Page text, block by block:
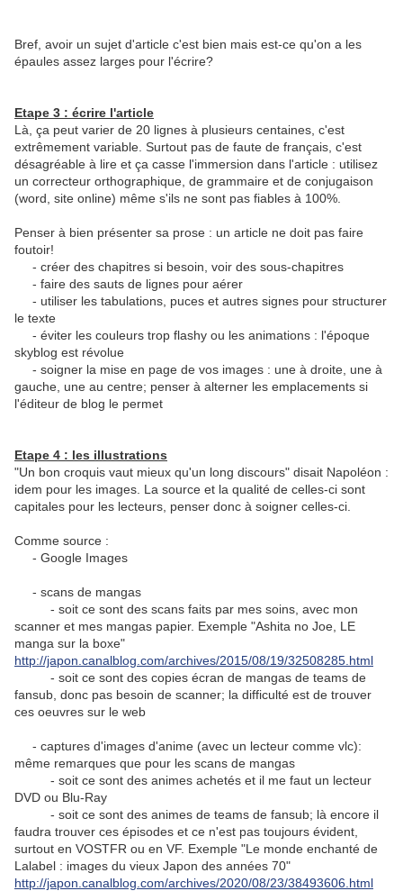
Bref, avoir un sujet d'article c'est bien mais est-ce qu'on a les
épaules assez larges pour l'écrire?
Etape 3 : écrire l'article
Là, ça peut varier de 20 lignes à plusieurs centaines, c'est
extrêmement variable. Surtout pas de faute de français, c'est
désagréable à lire et ça casse l'immersion dans l'article : utilisez
un correcteur orthographique, de grammaire et de conjugaison
(word, site online) même s'ils ne sont pas fiables à 100%.
Penser à bien présenter sa prose : un article ne doit pas faire
foutoir!
- créer des chapitres si besoin, voir des sous-chapitres
- faire des sauts de lignes pour aérer
- utiliser les tabulations, puces et autres signes pour structurer
le texte
- éviter les couleurs trop flashy ou les animations : l'époque
skyblog est révolue
- soigner la mise en page de vos images : une à droite, une à
gauche, une au centre; penser à alterner les emplacements si
l'éditeur de blog le permet
Etape 4 : les illustrations
"Un bon croquis vaut mieux qu'un long discours" disait Napoléon :
idem pour les images. La source et la qualité de celles-ci sont
capitales pour les lecteurs, penser donc à soigner celles-ci.
Comme source :
- Google Images
- scans de mangas
- soit ce sont des scans faits par mes soins, avec mon
scanner et mes mangas papier. Exemple "Ashita no Joe, LE
manga sur la boxe"
http://japon.canalblog.com/archives/2015/08/19/32508285.html
- soit ce sont des copies écran de mangas de teams de
fansub, donc pas besoin de scanner; la difficulté est de trouver
ces oeuvres sur le web
- captures d'images d'anime (avec un lecteur comme vlc):
même remarques que pour les scans de mangas
- soit ce sont des animes achetés et il me faut un lecteur
DVD ou Blu-Ray
- soit ce sont des animes de teams de fansub; là encore il
faudra trouver ces épisodes et ce n'est pas toujours évident,
surtout en VOSTFR ou en VF. Exemple "Le monde enchanté de
Lalabel : images du vieux Japon des années 70"
http://japon.canalblog.com/archives/2020/08/23/38493606.html